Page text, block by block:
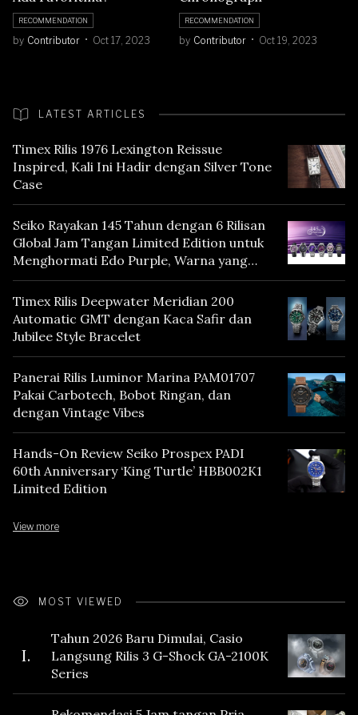
RECOMMENDATION
by Contributor Oct 17, 2023
RECOMMENDATION
by Contributor Oct 19, 2023
LATEST ARTICLES
Timex Rilis 1976 Lexington Reissue
Inspired, Kali Ini Hadir dengan Silver Tone
Case
Seiko Rayakan 145 Tahun dengan 6 Rilisan
Global Jam Tangan Limited Edition untuk
Menghormati Edo Purple, Warna yang
Mencerminkan Warisan Tokyo
Timex Rilis Deepwater Meridian 200
Automatic GMT dengan Kaca Safir dan
Jubilee Style Bracelet
Panerai Rilis Luminor Marina PAM01707
Pakai Carbotech, Bobot Ringan, dan
dengan Vintage Vibes
Hands-On Review Seiko Prospex PADI
60th Anniversary ‘King Turtle’ HBB002K1
Limited Edition
View more
MOST VIEWED
I.
Tahun 2026 Baru Dimulai, Casio
Langsung Rilis 3 G-Shock GA-2100K
Series